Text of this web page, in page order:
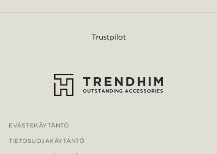
Trustpilot
EVÄSTEKÄYTÄNTÖ
TIETOSUOJAKÄYTÄNTÖ